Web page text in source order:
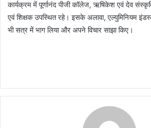
कार्यक्रम में पूर्णानंद पीजी कॉलेज, ऋषिकेश एवं देव
एवं शिक्षक उपस्थित रहे। इसके अलावा, एल्युमिनियम
भी सत्र में भाग लिया और अपने विचार साझा किए।